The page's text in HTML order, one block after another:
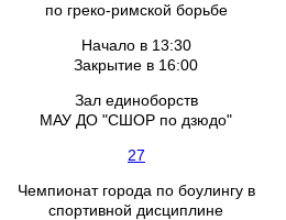
по греко-римской борьбе
Начало в 13:30
Закрытие в 16:00
Зал единоборств
МАУ ДО "СШОР по дзюдо"
27
Чемпионат города по боулингу в
спортивной дисциплине